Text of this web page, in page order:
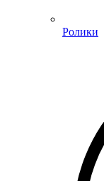
Ролики